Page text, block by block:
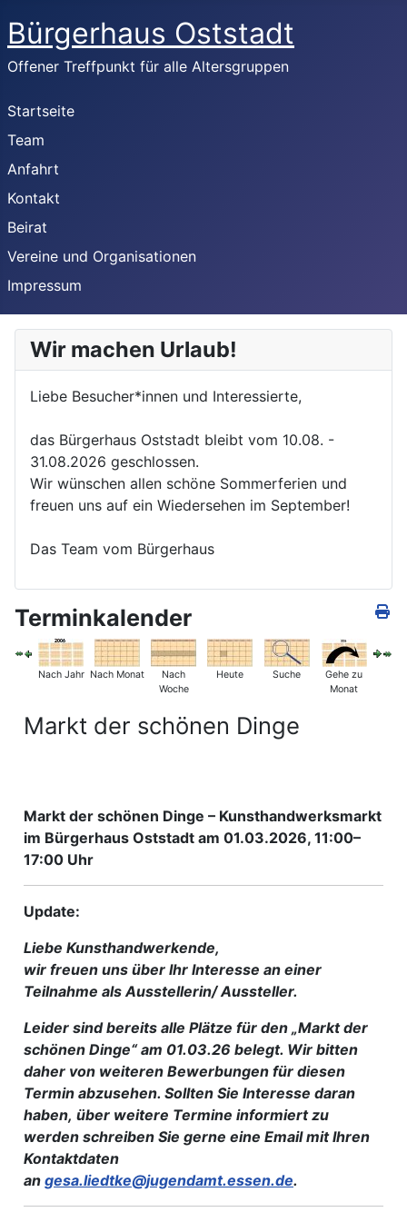
Bürgerhaus Oststadt
Offener Treffpunkt für alle Altersgruppen
Startseite
Team
Anfahrt
Kontakt
Beirat
Vereine und Organisationen
Impressum
Wir machen Urlaub!
Liebe Besucher*innen und Interessierte,
das Bürgerhaus Oststadt bleibt vom 10.08. -
31.08.2026 geschlossen.
Wir wünschen allen schöne Sommerferien und
freuen uns auf ein Wiedersehen im September!
Das Team vom Bürgerhaus
Terminkalender
Nach Jahr Nach Monat
Nach
Woche
Heute Suche
Gehe zu
Monat
Markt der schönen Dinge
Markt der schönen Dinge – Kunsthandwerksmarkt
im Bürgerhaus Oststadt am 01.03.2026, 11:00–
17:00 Uhr
Update:
Liebe Kunsthandwerkende,
wir freuen uns über Ihr Interesse an einer
Teilnahme als Ausstellerin/ Aussteller.
Leider sind bereits alle Plätze für den „Markt der
schönen Dinge“ am 01.03.26 belegt. Wir bitten
daher von weiteren Bewerbungen für diesen
Termin abzusehen. Sollten Sie Interesse daran
haben, über weitere Termine informiert zu
werden schreiben Sie gerne eine Email mit Ihren
Kontaktdaten
an gesa.liedtke@jugendamt.essen.de.